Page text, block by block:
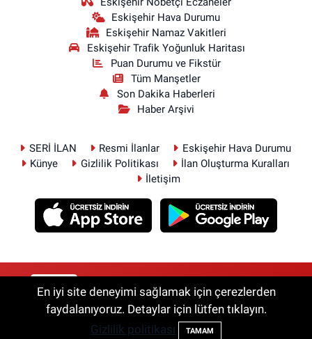
Eskişehir Hava Durumu
Eskişehir Namaz Vakitleri
Eskişehir Trafik Yoğunluk Haritası
Puan Durumu ve Fikstür
Tüm Manşetler
Son Dakika Haberleri
Haber Arşivi
SERİ İLAN Resmi İlanlar
Eskişehir Hava Durumu
Künye
Gizlilik Politikası
İlan Oluşturma Kuralları
İletişim
RSS Copyright © 2026. Her hakkı saklıdır.
Haber Yazılımı:TE Bilişim
En iyi site deneyimi sağlamak için çerezlerden
faydalanıyoruz. Detaylar için lütfen tıklayın.
Gizlilik politikası
TAMAM